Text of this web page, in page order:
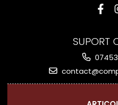
SUPORT